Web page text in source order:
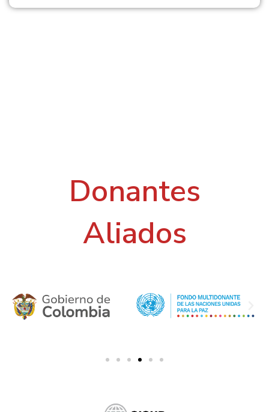
Donantes
Aliados